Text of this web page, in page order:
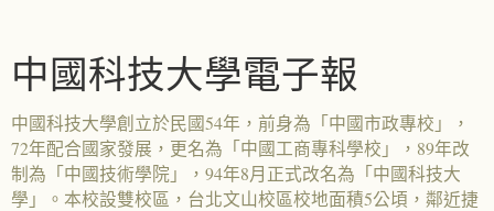
中國科技大學電子報
中國科技大學創立於民國54年，前身為「中國市政專校」，
72年配合國家發展，更名為「中國工商專科學校」，89年改
制為「中國技術學院」，94年8月正式改名為「中國科技大
學」。本校設雙校區，台北文山校區校地面積5公頃，鄰近捷